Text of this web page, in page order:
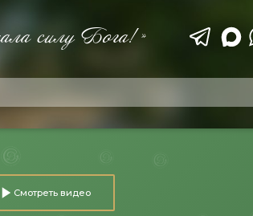
силу Бога!»
Смотреть видео